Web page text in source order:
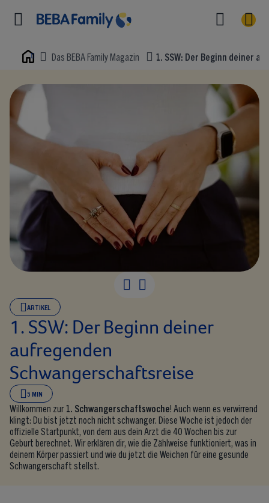
Home Das BEBA Family Magazin 1. SSW: Der Beginn deiner
ARTIKEL
1. SSW: Der Beginn deiner
aufregenden
Schwangerschaftsreise
5 MIN
Willkommen zur1. Schwangerschaftswoche! Auch wenn es verwirrend
klingt: Du bist jetzt noch nicht schwanger. Diese Woche ist jedoch der
offizielle Startpunkt, von dem aus dein Arzt die 40 Wochen bis zur
Geburt berechnet. Wir erklären dir, wie die Zählweise funktioniert, was in
deinem Körper passiert und wie du jetzt die Weichen für eine gesunde
Schwangerschaft stellst.